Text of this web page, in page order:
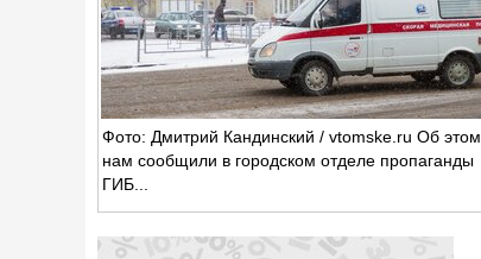
Фото: Дмитрий Кандинский / vtomske.ru Об этом
нам сообщили в городском отделе пропаганды
ГИБ...